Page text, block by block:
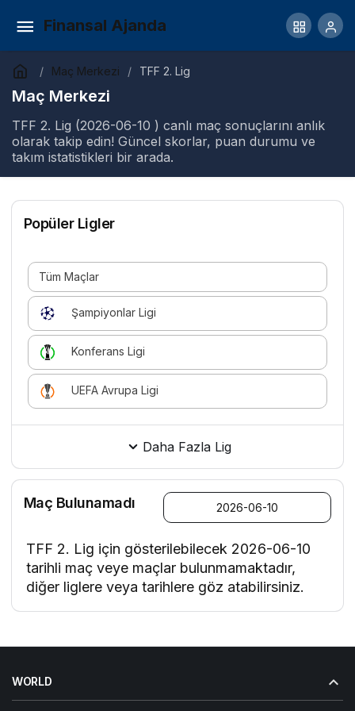
Finansal Ajanda
Maç Merkezi TFF 2. Lig
Maç Merkezi
TFF 2. Lig (2026-06-10 ) canlı maç sonuçlarını anlık
olarak takip edin! Güncel skorlar, puan durumu ve
takım istatistikleri bir arada.
Popüler Ligler
Tüm Maçlar
Şampiyonlar Ligi
Konferans Ligi
UEFA Avrupa Ligi
Daha Fazla Lig
Maç Bulunamadı
TFF 2. Lig için gösterilebilecek 2026-06-10
tarihli maç veye maçlar bulunmamaktadır,
diğer liglere veya tarihlere göz atabilirsiniz.
WORLD